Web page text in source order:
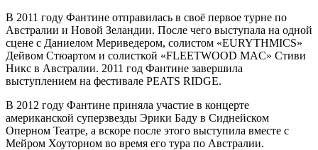
В 2011 году Фантине отправилась в своё первое турне по
Австралии и Новой Зеландии. После чего выступала на одной
сцене с Даниелом Мериведером, солистом «EURYTHMICS»
Дейвом Стюартом и солисткой «FLEETWOOD MAC» Стиви
Никс в Австралии. 2011 год Фантине завершила
выступлением на фестивале PEATS RIDGE.
В 2012 году Фантине приняла участие в концерте
американской суперзвезды Эрики Баду в Сиднейском
Оперном Театре, а вскоре после этого выступила вместе с
Мейром Хоуторном во время его тура по Австралии.